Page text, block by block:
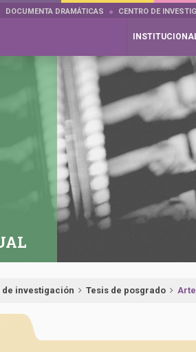
DOCUMENTA DRAMÁTICAS CENTRO DE
de investigación Tesis de posgrado